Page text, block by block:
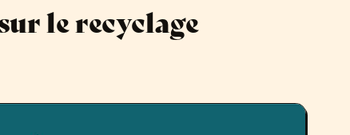
le recyclage